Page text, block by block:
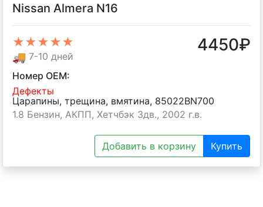
Nissan Almera N16
★★★★★
🚚 7-10 дней
4450₽
Номер OEM:
Дефекты
Царапины, трещина, вмятина, 85022BN700
1.8 Бензин, АКПП, Хетчбэк 3дв., 2002 г.в.
Добавить в корзину Купить